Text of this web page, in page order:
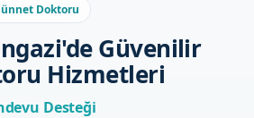
Doktoru
Güvenilir
Hizmetleri
Desteği